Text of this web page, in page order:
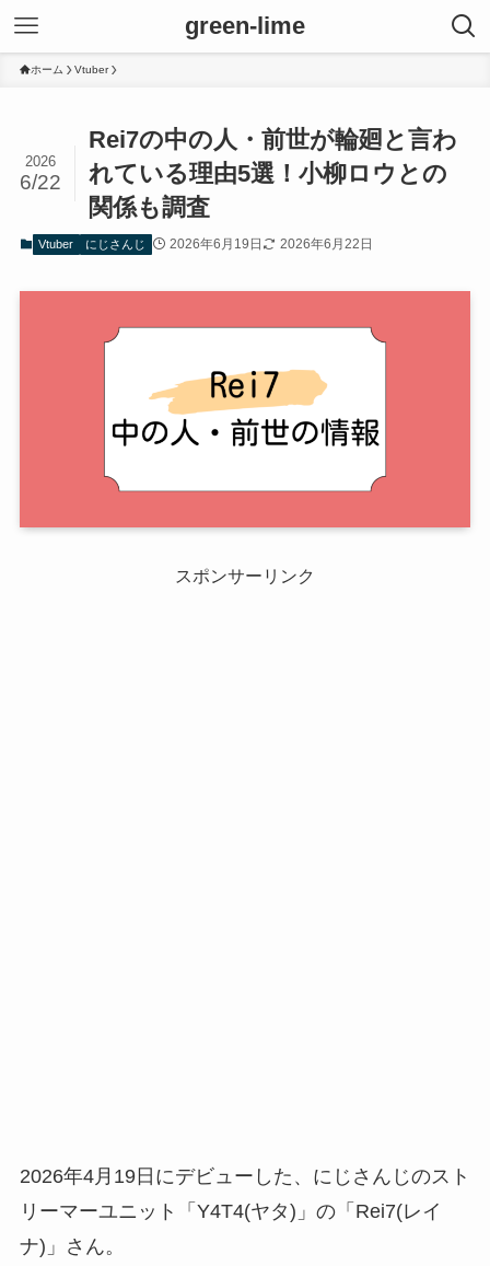
green-lime
ホーム Vtuber
Rei7の中の人・前世が輪廻と言わ
れている理由5選！小柳ロウとの
関係も調査
2026
6/22
Vtuber にじさんじ 2026年6月19日 2026年6月22日
スポンサーリンク
2026年4月19日にデビューした、にじさんじのスト
リーマーユニット「Y4T4(ヤタ)」の「Rei7(レイ
ナ)」さん。